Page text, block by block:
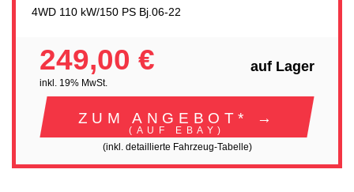
4WD 110 kW/150 PS Bj.06-22
249,00 €
inkl. 19% MwSt.
auf Lager
ZUM ANGEBOT* →
(AUF EBAY)
(inkl. detaillierte Fahrzeug-Tabelle)